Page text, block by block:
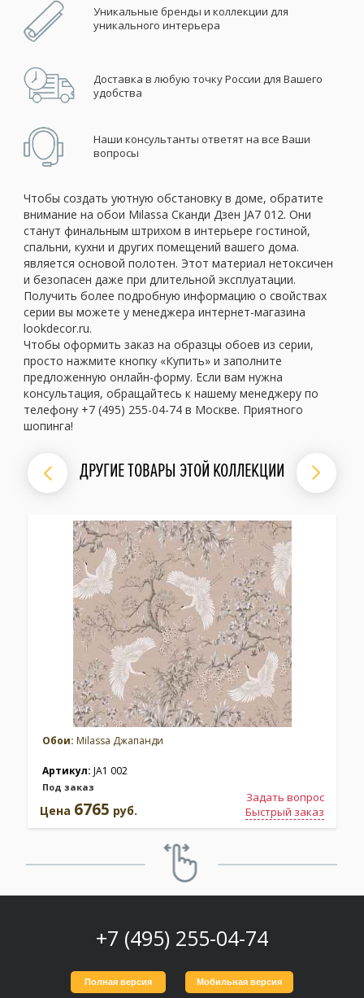
Уникальные бренды и коллекции для
уникального интерьера
Доставка в любую точку России для Вашего
удобства
Наши консультанты ответят на все Ваши
вопросы
Чтобы создать уютную обстановку в доме, обратите
внимание на обои Milassa Сканди Дзен JA7 012. Они
станут финальным штрихом в интерьере гостиной,
спальни, кухни и других помещений вашего дома.
является основой полотен. Этот материал нетоксичен
и безопасен даже при длительной эксплуатации.
Получить более подробную информацию о свойствах
серии вы можете у менеджера интернет-магазина
lookdecor.ru.
Чтобы оформить заказ на образцы обоев из серии,
просто нажмите кнопку «Купить» и заполните
предложенную онлайн-форму. Если вам нужна
консультация, обращайтесь к нашему менеджеру по
телефону +7 (495) 255-04-74 в Москве. Приятного
шопинга!
ДРУГИЕ ТОВАРЫ ЭТОЙ КОЛЛЕКЦИИ
Обои: Milassa Джапанди
Артикул: JA1 002
Под заказ
Задать вопрос
Быстрый заказ
Цена 6765 руб.
+7 (495) 255-04-74
Полная версия Мобильная версия